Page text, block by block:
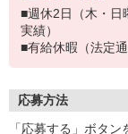
■週休2日（木・日
実績）
■有給休暇（法定通
応募方法
「応募する」ボタン